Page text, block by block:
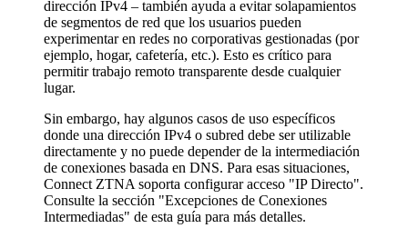
dirección IPv4 – también ayuda a evitar solapamientos
de segmentos de red que los usuarios pueden
experimentar en redes no corporativas gestionadas (por
ejemplo, hogar, cafetería, etc.). Esto es crítico para
permitir trabajo remoto transparente desde cualquier
lugar.
Sin embargo, hay algunos casos de uso específicos
donde una dirección IPv4 o subred debe ser utilizable
directamente y no puede depender de la intermediación
de conexiones basada en DNS. Para esas situaciones,
Connect ZTNA soporta configurar acceso "IP Directo".
Consulte la sección "Excepciones de Conexiones
Intermediadas" de esta guía para más detalles.